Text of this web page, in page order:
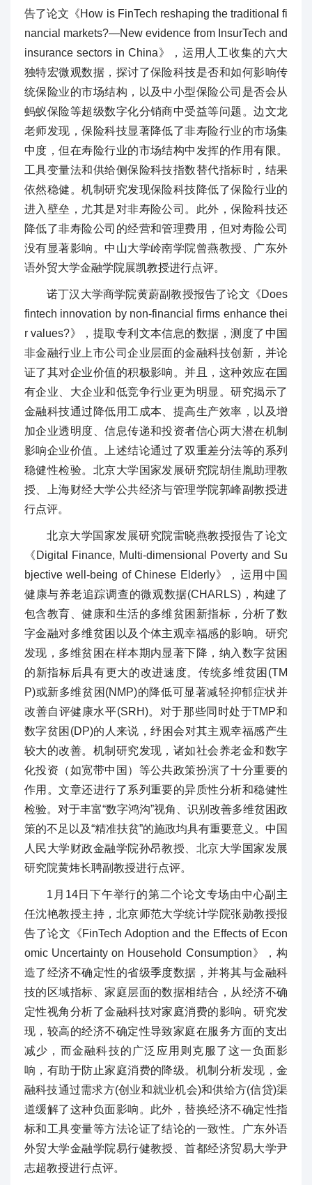
告了论文《How is FinTech reshaping the traditional fi
nancial markets?—New evidence from InsurTech and
insurance sectors in China》，运用人工收集的六大
独特宏微观数据，探讨了保险科技是否和如何影响传
统保险业的市场结构，以及中小型保险公司是否会从
蚂蚁保险等超级数字化分销商中受益等问题。边文龙
老师发现，保险科技显著降低了非寿险行业的市场集
中度，但在寿险行业的市场结构中发挥的作用有限。
工具变量法和供给侧保险科技指数替代指标时，结果
依然稳健。机制研究发现保险科技降低了保险行业的
进入壁垒，尤其是对非寿险公司。此外，保险科技还
降低了非寿险公司的经营和管理费用，但对寿险公司
没有显著影响。中山大学岭南学院曾燕教授、广东外
语外贸大学金融学院展凯教授进行点评。
诺丁汉大学商学院黄蔚副教授报告了论文《Does
fintech innovation by non-financial firms enhance thei
r values?》，提取专利文本信息的数据，测度了中国
非金融行业上市公司企业层面的金融科技创新，并论
证了其对企业价值的积极影响。并且，这种效应在国
有企业、大企业和低竞争行业更为明显。研究揭示了
金融科技通过降低用工成本、提高生产效率，以及增
加企业透明度、信息传递和投资者信心两大潜在机制
影响企业价值。上述结论通过了双重差分法等的系列
稳健性检验。北京大学国家发展研究院胡佳胤助理教
授、上海财经大学公共经济与管理学院郭峰副教授进
行点评。
北京大学国家发展研究院雷晓燕教授报告了论文
《Digital Finance, Multi-dimensional Poverty and Su
bjective well-being of Chinese Elderly》，运用中国
健康与养老追踪调查的微观数据(CHARLS)，构建了
包含教育、健康和生活的多维贫困新指标，分析了数
字金融对多维贫困以及个体主观幸福感的影响。研究
发现，多维贫困在样本期内显著下降，纳入数字贫困
的新指标后具有更大的改进速度。传统多维贫困(TM
P)或新多维贫困(NMP)的降低可显著减轻抑郁症状并
改善自评健康水平(SRH)。对于那些同时处于TMP和
数字贫困(DP)的人来说，纾困会对其主观幸福感产生
较大的改善。机制研究发现，诸如社会养老金和数字
化投资（如宽带中国）等公共政策扮演了十分重要的
作用。文章还进行了系列重要的异质性分析和稳健性
检验。对于丰富“数字鸿沟”视角、识别改善多维贫困政
策的不足以及“精准扶贫”的施政均具有重要意义。中国
人民大学财政金融学院孙昂教授、北京大学国家发展
研究院黄炜长聘副教授进行点评。
1月14日下午举行的第二个论文专场由中心副主
任沈艳教授主持，北京师范大学统计学院张勋教授报
告了论文《FinTech Adoption and the Effects of Econ
omic Uncertainty on Household Consumption》，构
造了经济不确定性的省级季度数据，并将其与金融科
技的区域指标、家庭层面的数据相结合，从经济不确
定性视角分析了金融科技对家庭消费的影响。研究发
现，较高的经济不确定性导致家庭在服务方面的支出
减少，而金融科技的广泛应用则克服了这一负面影
响，有助于防止家庭消费的降级。机制分析发现，金
融科技通过需求方(创业和就业机会)和供给方(信贷)渠
道缓解了这种负面影响。此外，替换经济不确定性指
标和工具变量等方法论证了结论的一致性。广东外语
外贸大学金融学院易行健教授、首都经济贸易大学尹
志超教授进行点评。